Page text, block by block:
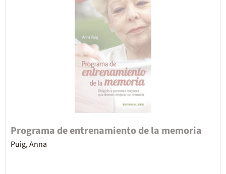
Programa de entrenamiento de la memoria
Puig, Anna